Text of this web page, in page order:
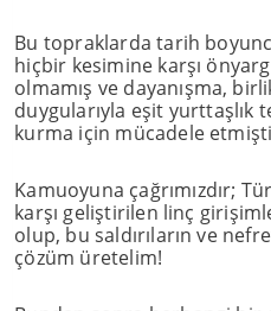
Bu topraklarda tarih
hiçbir kesimine karşı
olmamış ve dayanışma,
duygularıyla eşit yurttaşlık
kurma için mücadele
Kamuoyuna çağrımızdır;
karşı geliştirilen linç
olup, bu saldırıların ve
çözüm üretelim!